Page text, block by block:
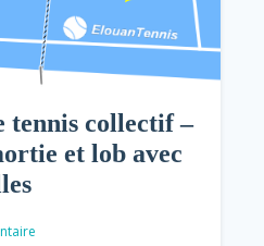
tennis collectif –
et lob avec